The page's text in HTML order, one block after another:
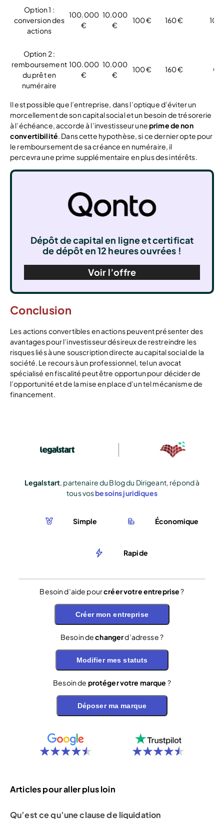
Option 1 :
conversion des
actions
100.000
€
10.000
€
100 € 160 € 100
Option 2 :
remboursement
du prêt en
numéraire
100.000
€
10.000
€
100 € 160 € 0
Il est possible que l’entreprise, dans l’optique d’éviter un
morcellement de son capital social et un besoin de trésorerie
à l’échéance, accorde à l’investisseur uneprime de non
convertibilité. Dans cette hypothèse, si ce dernier opte pour
le remboursement de sa créance en numéraire, il
percevra une prime supplémentaire en plus des intérêts.
Dépôt de capital en ligne et certificat
de dépôt en 12 heures ouvrées !
Voir l’offre
Conclusion
Les actions convertibles en actions peuvent présenter des
avantages pour l’investisseur désireux de restreindre les
risques liés à une souscription directe au capital social de la
société. Le recours à un professionnel, tel un avocat
spécialisé en fiscalité peut être opportun pour décider de
l’opportunité et de la mise en place d’un tel mécanisme de
financement.
Legalstart, partenaire du Blog du Dirigeant, répond à
tous vosbesoins juridiques
Simple Économique
Rapide
Besoin d’aide pourcréer votre entreprise?
Créer mon entreprise
Besoin dechangerd’adresse ?
Modifier mes statuts
Besoin de protéger votre marque ?
Déposer ma marque
Articles pour aller plus loin
Qu’est ce qu’une clause de liquidation